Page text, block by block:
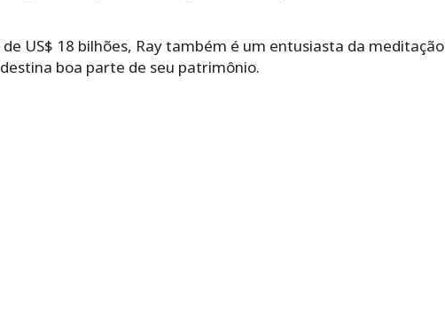
US$ 18 bilhões, Ray também é um entusiasta da meditação
boa parte de seu patrimônio.